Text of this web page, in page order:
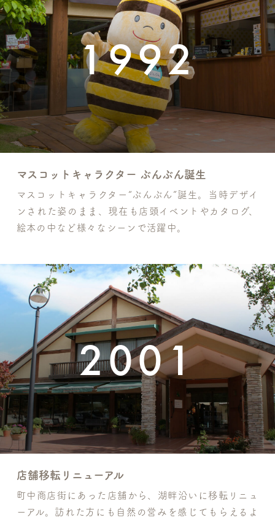
1992
マスコットキャラクター ぶんぶん誕生
マスコットキャラクター“ぶんぶん”誕生。当時デザイ
ンされた姿のまま、現在も店頭イベントやカタログ、
絵本の中など様々なシーンで活躍中。
2001
店舗移転リニューアル
町中商店街にあった店舗から、湖畔沿いに移転リニュ
ーアル。訪れた方にも自然の営みを感じてもらえるよ